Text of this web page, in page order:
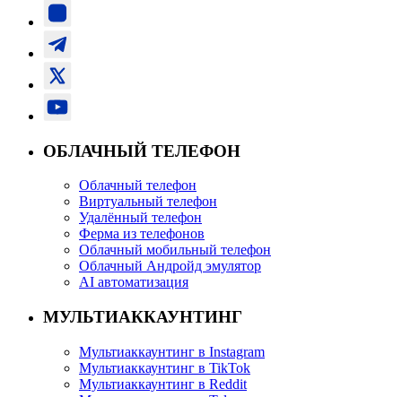
ОБЛАЧНЫЙ ТЕЛЕФОН
Облачный телефон
Виртуальный телефон
Удалённый телефон
Ферма из телефонов
Облачный мобильный телефон
Облачный Андройд эмулятор
AI автоматизация
МУЛЬТИАККАУНТИНГ
Мультиаккаунтинг в Instagram
Мультиаккаунтинг в TikTok
Мультиаккаунтинг в Reddit